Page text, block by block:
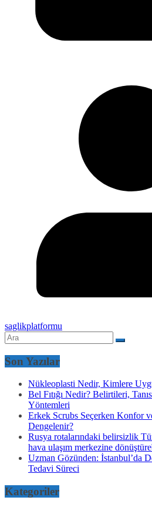
saglikplatformu
Son Yazılar
Nükleoplasti Nedir, Kimlere
Bel Fıtığı Nedir? Belirtileri,
Yöntemleri
Erkek Scrubs Seçerken Konfor
Dengelenir?
Rusya rotalarındaki belirsizlik
hava ulaşım merkezine
Uzman Gözünden: İstanbul’da
Tedavi Süreci
Kategoriler